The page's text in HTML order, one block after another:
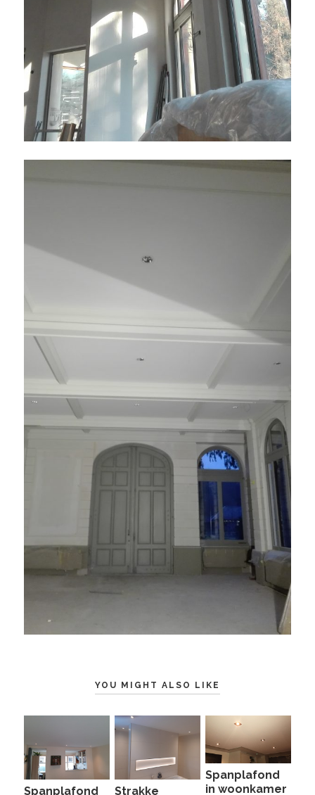
YOU MIGHT ALSO LIKE
Spanplafond
Strakke
Spanplafond
in woonkamer